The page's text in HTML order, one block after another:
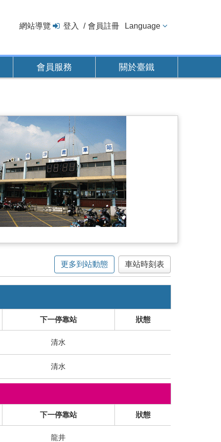
網站導覽 登入 會員註冊 Language
會員服務 關於臺鐵
更多到站動態 車站時刻表
下一停靠站 狀態
清水
清水
下一停靠站 狀態
龍井